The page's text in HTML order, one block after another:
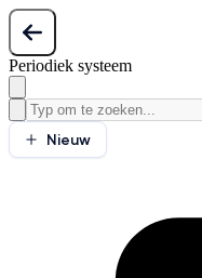
Periodiek systeem
Nieuw